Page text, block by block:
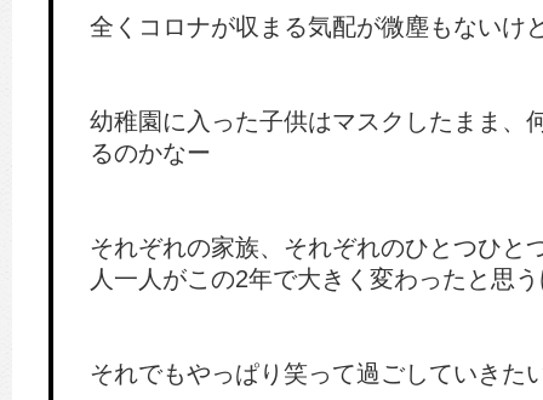
全くコロナが収まる気配が微塵もないけ
幼稚園に入った子供はマスクしたまま、
るのかなー
それぞれの家族、それぞれのひとつひと
人一人がこの2年で大きく変わったと思
それでもやっぱり笑って過ごしていきた